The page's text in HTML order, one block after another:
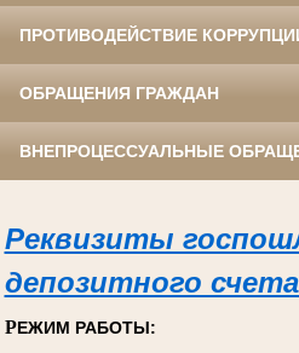
ПРОТИВОДЕЙСТВИЕ
ОБРАЩЕНИЯ ГРАЖДАН
ВНЕПРОЦЕССУАЛЬНЫЕ
Реквизиты
депозитного
РЕЖИМ РАБОТЫ: